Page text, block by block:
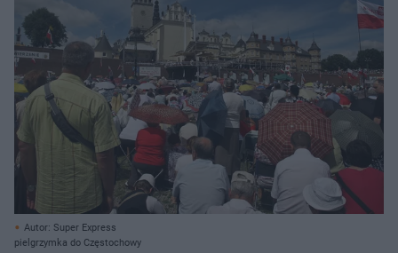
Autor: Super Express
pielgrzymka do Częstochowy